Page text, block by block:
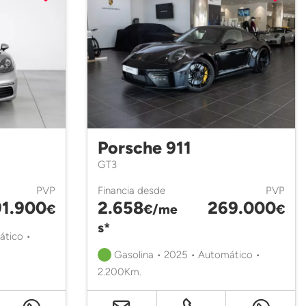
PVP
€
•
Porsche 911
GT3
Financia desde
2.658€/me
s*
PVP
269.000€
Gasolina • 2025 • Automático •
2.200Km.